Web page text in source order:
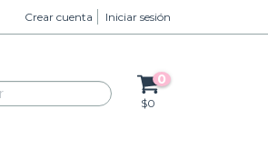
Crear cuenta Iniciar sesión
0
$0